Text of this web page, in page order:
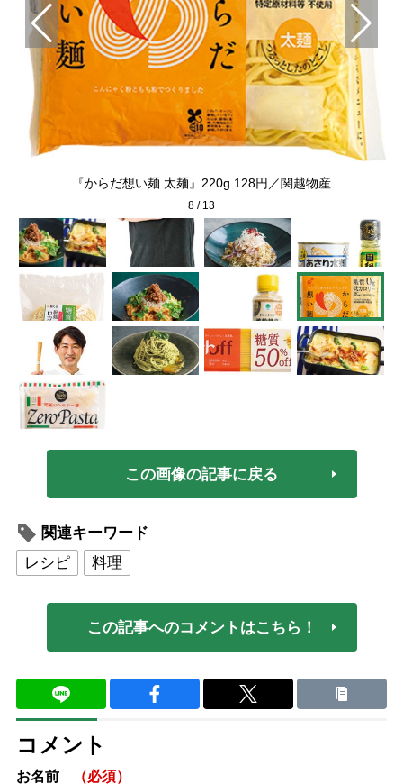
『からだ想い麺 太麺』220g 128円／関越物産
8 / 13
この画像の記事に戻る
関連キーワード
レシピ
料理
この記事へのコメントはこちら！
コメント
お名前 （必須）